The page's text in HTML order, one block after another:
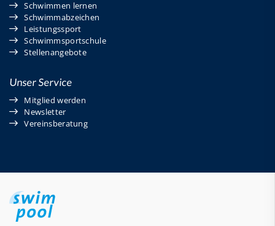
Schwimmen lernen
Schwimmabzeichen
Leistungssport
Schwimmsportschule
Stellenangebote
Unser Service
Mitglied werden
Newsletter
Vereinsberatung